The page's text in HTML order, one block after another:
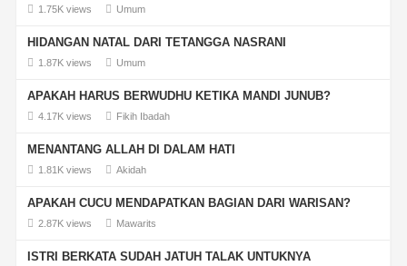
1.75K views Umum
HIDANGAN NATAL DARI TETANGGA NASRANI
1.87K views Umum
APAKAH HARUS BERWUDHU KETIKA MANDI JUNUB?
4.17K views Fikih Ibadah
MENANTANG ALLAH DI DALAM HATI
1.81K views Akidah
APAKAH CUCU MENDAPATKAN BAGIAN DARI WARISAN?
2.87K views Mawarits
ISTRI BERKATA SUDAH JATUH TALAK UNTUKNYA